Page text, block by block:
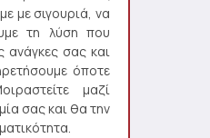
με σιγουριά, να
τη λύση που
ανάγκες σας και
όποτε
μαζί
σας και θα την